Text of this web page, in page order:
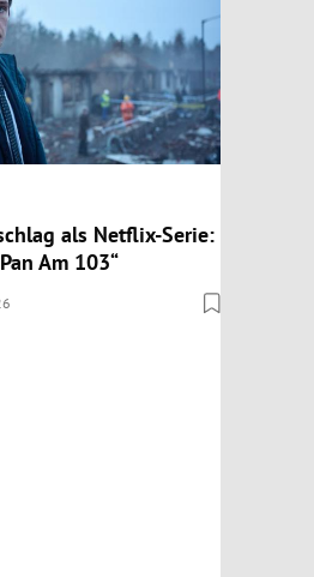
als Netflix-Serie:
Am 103“